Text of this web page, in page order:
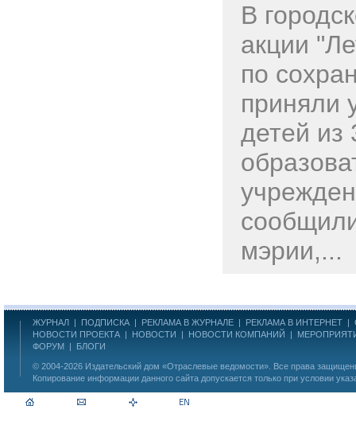
В
акции
по
приняли
детей из
мэрии,...
ЖУРНАЛ | ПОДПИСКА | РЕКЛАМА В ЖУРНАЛЕ | РЕКЛАМА В ИНТЕРНЕТ |
НОВОСТИ ПРОЕКТА | НОВОСТИ | НОВОСТИ КОМПАНИЙ |
ФОРУМ | БЛОГИ
© 2004-2026 Издательский дом «Отраслевые ведомости» . Все права
Копирование информации данного сайта допускается только при условии